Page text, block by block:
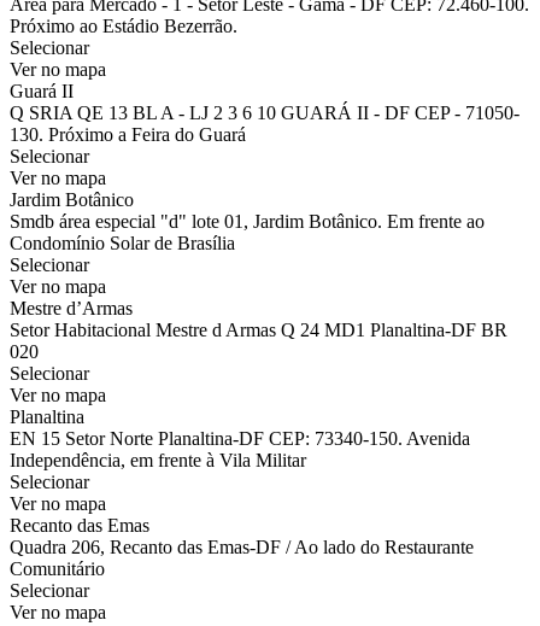
Próximo ao Estádio Bezerrão.
Selecionar
Ver no mapa
Guará II
Q SRIA QE 13 BL A - LJ 2 3 6 10 GUARÁ II - DF CEP - 71050-
130. Próximo a Feira do Guará
Selecionar
Ver no mapa
Jardim Botânico
Smdb área especial "d" lote 01, Jardim Botânico. Em frente ao
Condomínio Solar de Brasília
Selecionar
Ver no mapa
Mestre d’Armas
Setor Habitacional Mestre d Armas Q 24 MD1 Planaltina-DF BR
020
Selecionar
Ver no mapa
Planaltina
EN 15 Setor Norte Planaltina-DF CEP: 73340-150. Avenida
Independência, em frente à Vila Militar
Selecionar
Ver no mapa
Recanto das Emas
Quadra 206, Recanto das Emas-DF / Ao lado do Restaurante
Comunitário
Selecionar
Ver no mapa